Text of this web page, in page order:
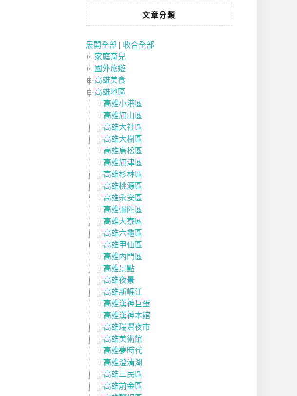
文章分類
展開全部
收合全部
家庭育兒
國外旅遊
高雄美食
高雄地區
高雄小港區
高雄旗山區
高雄大社區
高雄大樹區
高雄鳥松區
高雄旗津區
高雄杉林區
高雄桃源區
高雄永安區
高雄彌陀區
高雄大寮區
高雄六龜區
高雄甲仙區
高雄內門區
高雄景點
高雄夜景
高雄新崛江
高雄漢神巨蛋
高雄漢神本館
高雄瑞豐夜市
高雄美術館
高雄夢時代
高雄澄清湖
高雄三民區
高雄前金區